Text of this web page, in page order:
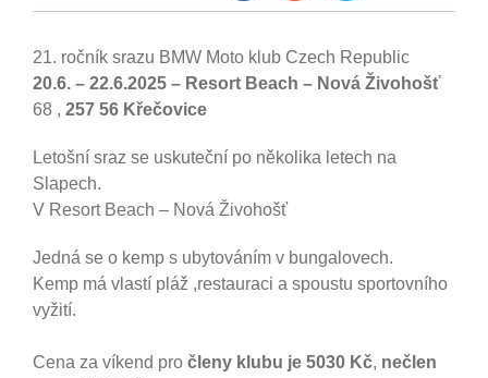
21. ročník srazu BMW Moto klub Czech Republic
20.6. – 22.6.2025 – Resort Beach – Nová Živohošť
68 , 257 56 Křečovice
Letošní sraz se uskuteční po několika letech na
Slapech.
V Resort Beach – Nová Živohošť
Jedná se o kemp s ubytováním v bungalovech.
Kemp má vlastí pláž ,restauraci a spoustu sportovního
vyžití.
Cena za víkend pro členy klubu je 5030 Kč, nečlen